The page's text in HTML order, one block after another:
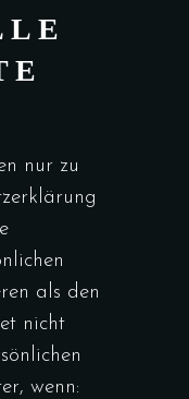
nur zu
als den
nicht
wenn: